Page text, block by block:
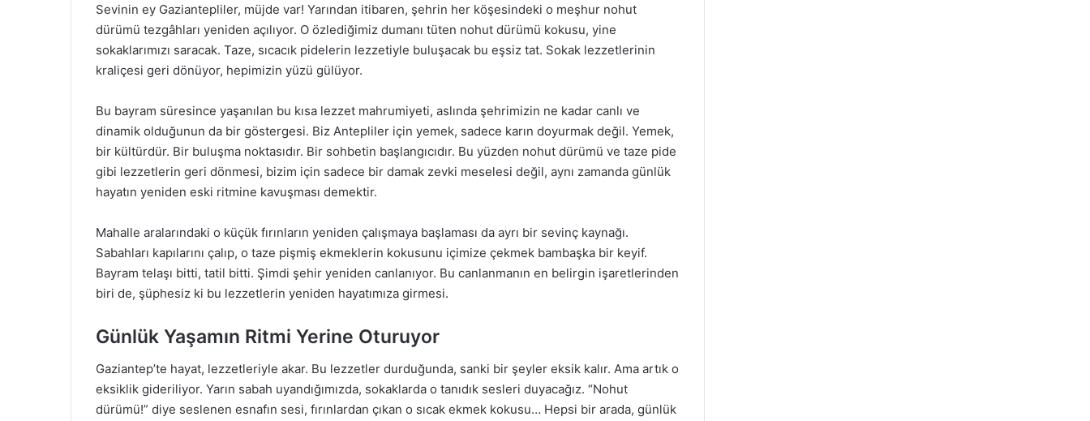
Sevinin ey Gaziantepliler, müjde var! Yarından itibaren, şehrin her köşesindeki o meşhur nohut
dürümü tezgâhları yeniden açılıyor. O özlediğimiz dumanı tüten nohut dürümü kokusu, yine
sokaklarımızı saracak. Taze, sıcacık pidelerin lezzetiyle buluşacak bu eşsiz tat. Sokak lezzetlerinin
kraliçesi geri dönüyor, hepimizin yüzü gülüyor.
Bu bayram süresince yaşanılan bu kısa lezzet mahrumiyeti, aslında şehrimizin ne kadar canlı ve
dinamik olduğunun da bir göstergesi. Biz Antepliler için yemek, sadece karın doyurmak değil. Yemek,
bir kültürdür. Bir buluşma noktasıdır. Bir sohbetin başlangıcıdır. Bu yüzden nohut dürümü ve taze pide
gibi lezzetlerin geri dönmesi, bizim için sadece bir damak zevki meselesi değil, aynı zamanda günlük
hayatın yeniden eski ritmine kavuşması demektir.
Mahalle aralarındaki o küçük fırınların yeniden çalışmaya başlaması da ayrı bir sevinç kaynağı.
Sabahları kapılarını çalıp, o taze pişmiş ekmeklerin kokusunu içimize çekmek bambaşka bir keyif.
Bayram telaşı bitti, tatil bitti. Şimdi şehir yeniden canlanıyor. Bu canlanmanın en belirgin işaretlerinden
biri de, şüphesiz ki bu lezzetlerin yeniden hayatımıza girmesi.
Günlük Yaşamın Ritmi Yerine Oturuyor
Gaziantep’te hayat, lezzetleriyle akar. Bu lezzetler durduğunda, sanki bir şeyler eksik kalır. Ama artık o
eksiklik gideriliyor. Yarın sabah uyandığımızda, sokaklarda o tanıdık sesleri duyacağız. “Nohut
dürümü!” diye seslenen esnafın sesi, fırınlardan çıkan o sıcak ekmek kokusu… Hepsi bir arada, günlük